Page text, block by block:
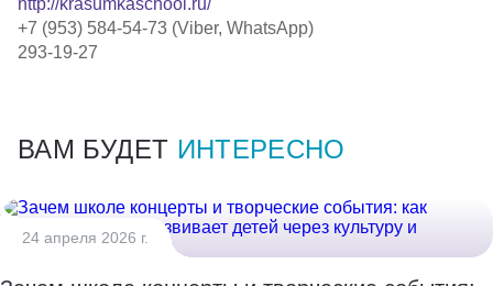
http://krasumkaschool.ru/
+7 (953) 584-54-73 (Viber, WhatsApp)
293-19-27
ВАМ БУДЕТ ИНТЕРЕСНО
24 апреля 2026 г.